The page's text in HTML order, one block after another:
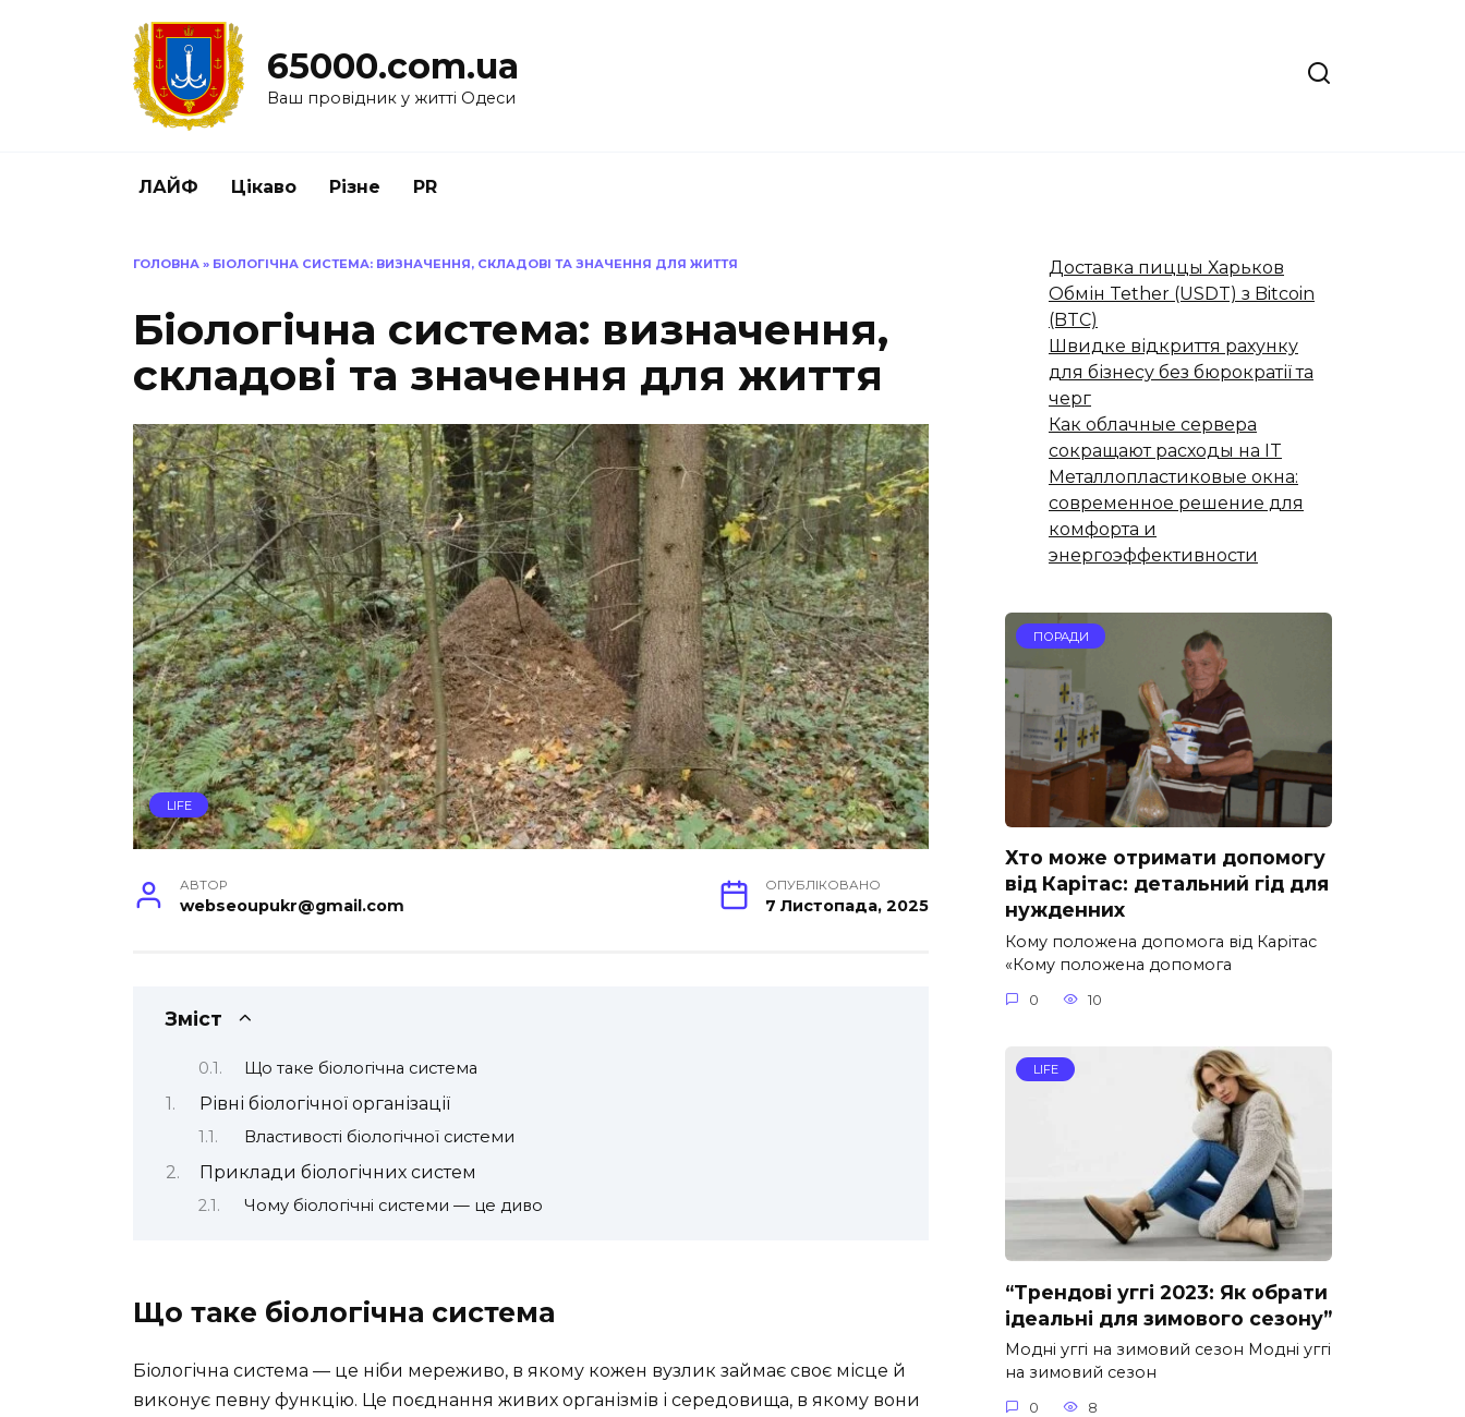
65000.com.ua
Ваш провідник у житті Одеси
ЛАЙФ Цікаво Різне PR
ГОЛОВНА » БІОЛОГІЧНА СИСТЕМА: ВИЗНАЧЕННЯ, СКЛАДОВІ ТА ЗНАЧЕННЯ ДЛЯ ЖИТТЯ
Біологічна система: визначення,
складові та значення для життя
LIFE
АВТОР
webseoupukr@gmail.com
ОПУБЛІКОВАНО
7 Листопада, 2025
Зміст
Що таке біологічна система
Рівні біологічної організації
Властивості біологічної системи
Приклади біологічних систем
Чому біологічні системи — це диво
Що таке біологічна система
Біологічна система — це ніби мереживо, в якому кожен вузлик займає своє місце й
виконує певну функцію. Це поєднання живих організмів і середовища, в якому вони
Доставка пиццы Харьков
Обмін Tether (USDT) з Bitcoin
(BTC)
Швидке відкриття рахунку
для бізнесу без бюрократії та
черг
Как облачные сервера
сокращают расходы на IT
Металлопластиковые окна:
современное решение для
комфорта и
энергоэффективности
ПОРАДИ
Хто може отримати допомогу
від Карітас: детальний гід для
нужденних
Кому положена допомога від Карітас
«Кому положена допомога
0 10
LIFE
“Трендові уггі 2023: Як обрати
ідеальні для зимового сезону”
Модні уггі на зимовий сезон Модні уггі
на зимовий сезон
0 8